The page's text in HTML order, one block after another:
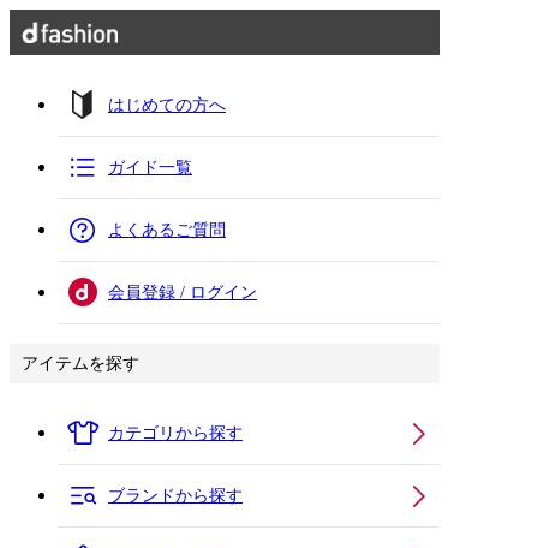
はじめての方へ
ガイド一覧
よくあるご質問
会員登録 / ログイン
アイテムを探す
カテゴリから探す
ブランドから探す